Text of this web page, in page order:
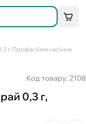
г, Професійне насіння
Код товару: 2108
0,3 г,